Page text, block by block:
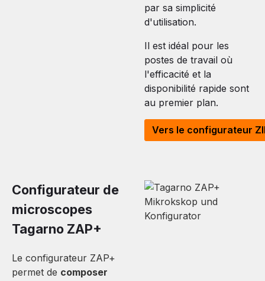
par sa simplicité
d'utilisation.
Il est idéal pour les
postes de travail où
l'efficacité et la
disponibilité rapide sont
au premier plan.
Vers le configurateur
Configurateur de
microscopes
Tagarno ZAP+
Le configurateur ZAP+
permet de composer